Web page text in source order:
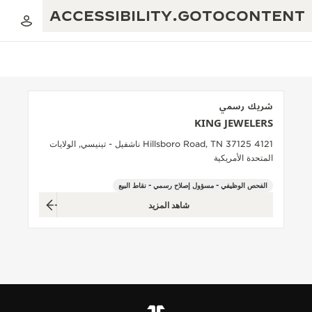
ACCESSIBILITY.GOTOCONTENT
ضمان JAEGER-LECOULTRE
مقهى REVERSO 1931
معرض THE PERPETUAL TIMEKEEPER
التميز: أكثر من 190 عامًا
الإتقان: 235 حِرَفة متخصصة
شريك رسمي
KING JEWELERS
4121 Hillsboro Road, TN 37125 ناشفيل - تينيسي, الولايات
المتحدة الأمريكية
الفحص الوظيفي - مسؤول إصلاح رسمي - نقاط البيع
شاهد المزيد